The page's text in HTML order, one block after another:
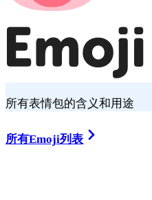
所有表情包的含义和用途
所有Emoji列表